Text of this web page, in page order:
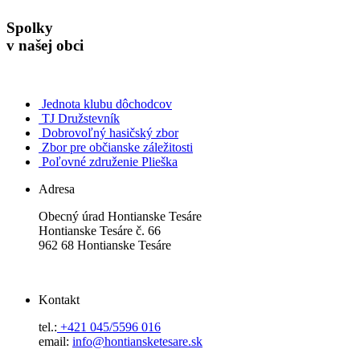
Spolky
v našej obci
Jednota klubu dôchodcov
TJ Družstevník
Dobrovoľný hasičský zbor
Zbor pre občianske záležitosti
Poľovné združenie Plieška
Adresa
Obecný úrad Hontianske Tesáre
Hontianske Tesáre č. 66
962 68 Hontianske Tesáre
Kontakt
tel.: +421 045/5596 016
email: info@hontiansketesare.sk